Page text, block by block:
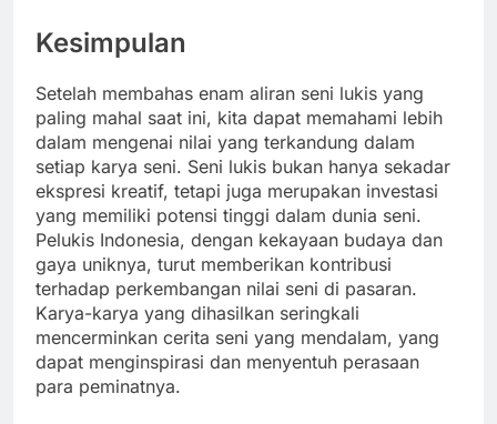
Kesimpulan
Setelah membahas enam aliran seni lukis yang
paling mahal saat ini, kita dapat memahami lebih
dalam mengenai nilai yang terkandung dalam
setiap karya seni. Seni lukis bukan hanya sekadar
ekspresi kreatif, tetapi juga merupakan investasi
yang memiliki potensi tinggi dalam dunia seni.
Pelukis Indonesia, dengan kekayaan budaya dan
gaya uniknya, turut memberikan kontribusi
terhadap perkembangan nilai seni di pasaran.
Karya-karya yang dihasilkan seringkali
mencerminkan cerita seni yang mendalam, yang
dapat menginspirasi dan menyentuh perasaan
para peminatnya.